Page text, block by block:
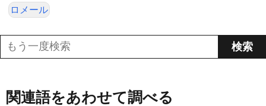
ロメール
関連語をあわせて調べる